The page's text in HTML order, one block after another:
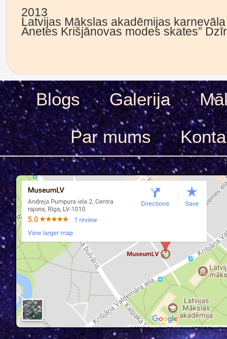
2013
Latvijas Mākslas akadēmijas
Anetes Krišjānovas modes skates”
Blogs Galerija
Par mums